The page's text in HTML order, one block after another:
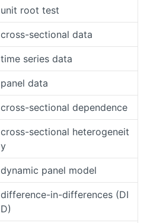
unit root test
cross-sectional data
time series data
panel data
cross-sectional dependence
cross-sectional heterogeneit
y
dynamic panel model
difference-in-differences (DI
D)